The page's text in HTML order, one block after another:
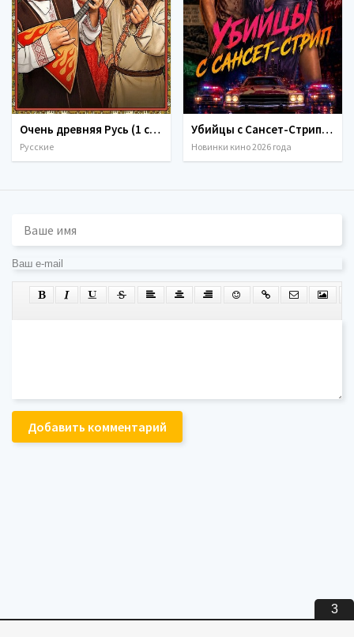
Очень древняя Русь (1 сезон) (2026)
Русские
Убийцы с Сансет-Стрип (2026)
Новинки кино 2026 года
Добавить комментарий
3